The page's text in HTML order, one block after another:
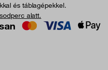
és táblagépekkel.
alatt.